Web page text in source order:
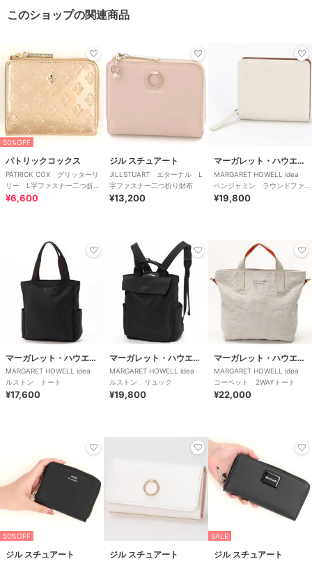
このショップの関連商品
50%OFF
パトリックコックス
PATRICK COX グリッターリ
リー L字ファスナー二つ折り
財布
¥6,600
ジル スチュアート
JILLSTUART エターナル L
字ファスナー二つ折り財布
¥13,200
マーガレット・ハウエル アイデア
MARGARET HOWELL idea
ベンジャミン ラウンドファス
ナー二つ折り財布
¥19,800
マーガレット・ハウエル アイデア
MARGARET HOWELL idea
ルストン トート
¥17,600
マーガレット・ハウエル アイデア
MARGARET HOWELL idea
ルストン リュック
¥19,800
マーガレット・ハウエル アイデア
MARGARET HOWELL idea
コーベット 2WAYトート
¥22,000
50%OFF
ジル スチュアート ジル スチュアート
SALE
ジル スチュアート